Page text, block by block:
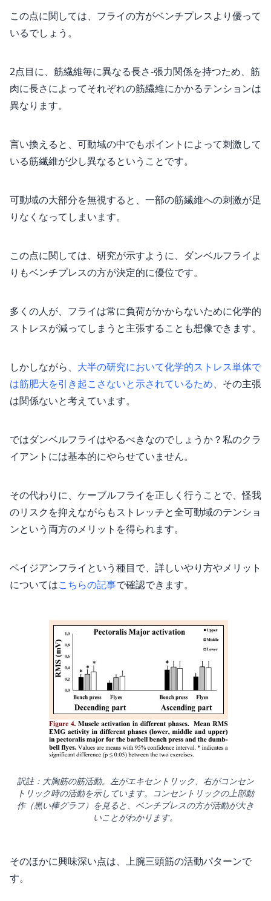
この点に関しては、フライの方がベンチプレスより優って
いるでしょう。
2点目に、筋繊維毎に異なる長さ-張力関係を持つため、筋
肉に長さによってそれぞれの筋繊維にかかるテンションは
異なります。
言い換えると、可動域の中でもポイントによって刺激して
いる筋繊維が少し異なるということです。
可動域の大部分を無視すると、一部の筋繊維への刺激が足
りなくなってしまいます。
この点に関しては、研究が示すように、ダンベルフライよ
りもベンチプレスの方が決定的に優位です。
多くの人が、フライは常に負荷がかからないために化学的
ストレスが減ってしまうと主張することも想像できます。
しかしながら、 大半の研究において化学的ストレス単体で
は筋肥大を引き起こさないと示されているため、その主張
は関係ないと考えています。
ではダンベルフライはやるべきなのでしょうか？私のクラ
イアントには基本的にやらせていません。
その代わりに、ケーブルフライを正しく行うことで、怪我
のリスクを抑えながらもストレッチと全可動域のテンショ
ンという両方のメリットを得られます。
ベイジアンフライという種目で、詳しいやり方やメリット
についてはこちらの記事で確認できます。
訳註：大胸筋の筋活動。左がエキセントリック、右がコンセン
トリック時の活動を示しています。コンセントリックの上部動
作（黒い棒グラフ）を見ると、ベンチプレスの方が活動が大き
いことがわかります。
そのほかに興味深い点は、上腕三頭筋の活動パターンで
す。